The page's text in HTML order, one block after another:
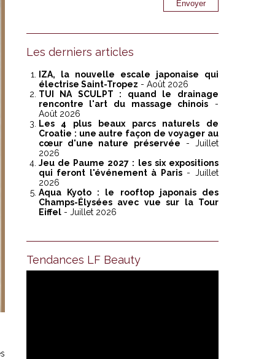
Les derniers articles
IZA, la nouvelle escale japonaise qui
électrise Saint-Tropez - Août 2026
TUI NA SCULPT : quand le drainage
rencontre l'art du massage chinois -
Août 2026
Les 4 plus beaux parcs naturels de
Croatie : une autre façon de voyager au
cœur d'une nature préservée - Juillet
2026
Jeu de Paume 2027 : les six expositions
qui feront l'événement à Paris- Juillet
2026
Aqua Kyoto : le rooftop japonais des
Champs-Élysées avec vue sur la Tour
Eiffel- Juillet 2026
Tendances LF Beauty